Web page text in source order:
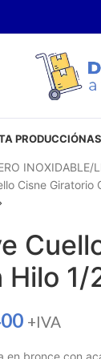
PRODUCCIÓN
INOXIDABLE
Cisne Giratorio
Hilo 1/
+IVA
en bronce con